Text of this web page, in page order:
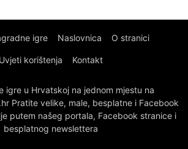
igre Naslovnica O stranici
Uvjeti korištenja Kontakt
igre u Hrvatskoj na jednom mjestu na
Pratite velike, male, besplatne i Facebook
putem našeg portala, Facebook stranice i
besplatnog newslettera